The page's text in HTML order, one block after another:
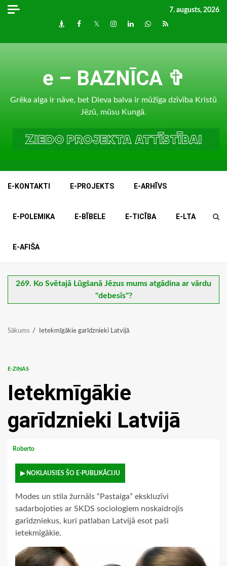
Skip
7. augusts, 2026
DraugiemFacebook
TwitterInstagram
LinkedInwhatsapp
RSS
e – BAZNĪCA ✞
Grēka alga ir nāve, bet Dieva balva ir mūžīga dzīvība Kristū
Jēzū, mūsu Kungā.
E-KONTAKTI E-PROJEKTS E-ARHĪVS
E-POLEMIKA E-BĪBELE E-TICĪBA E-LTA
E-AFIŠA
269. Ko Svētajā Lūgšanā Jēzus mums atgādina ar vārdu
"debesīs"?
Sākums Ietekmīgākie garīdznieki Latvijā
E-ZIŅAS
Ietekmīgākie
garīdznieki Latvijā
Roberto
▶ NOKLAUSIES ŠO E-PUBLIKĀCIJU
Modes un stila žurnāls “Pastaiga” ekskluzīvi
sadarbojoties ar SKDS sociologiem noskaidrojis
garīdzniekus, kuri patlaban Latvijā esot paši
ietekmīgākie.